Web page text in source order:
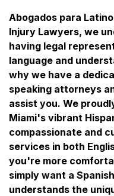
Abogados para
Injury Lawyers, we
having legal
language and
why we have a
speaking attorneys
assist you. We
Miami's vibrant
compassionate and
services in both
you're more
simply want a
understands the